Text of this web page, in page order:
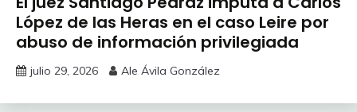
López de las Heras en el caso Leire por
abuso de información privilegiada
julio 29, 2026 Ale Ávila González